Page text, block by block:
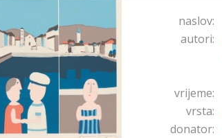
naslov:
autori:
vrijeme:
vrsta:
donator: